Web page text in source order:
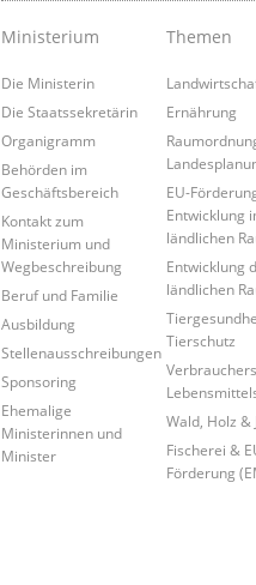
Ministerium
Die Ministerin
Die Staatssekretärin
Organigramm
Behörden im
Geschäftsbereich
Kontakt zum
Ministerium und
Wegbeschreibung
Beruf und Familie
Ausbildung
Stellenausschreibungen
Sponsoring
Ehemalige
Ministerinnen und
Minister
Themen
Ernährung
EU-
Entwicklung
ländlichen
Entwicklung
ländlichen
Tierschutz
Wald, Holz &
Fischerei &
Förderung